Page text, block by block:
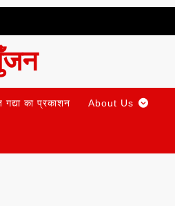
गद्या का प्रकाशन About Us